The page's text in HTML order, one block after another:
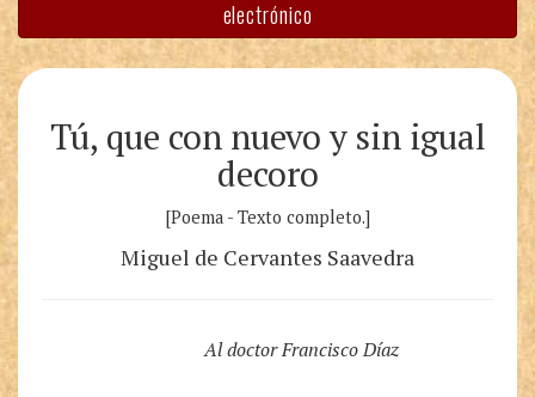
electrónico
Tú, que con nuevo y sin igual
decoro
[Poema - Texto completo.]
Miguel de Cervantes Saavedra
Al doctor Francisco Díaz